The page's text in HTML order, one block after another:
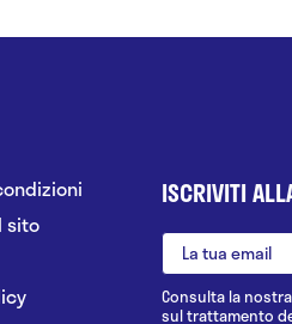
sito
ISCRIVITI
Consulta la nostra
sul trattamento